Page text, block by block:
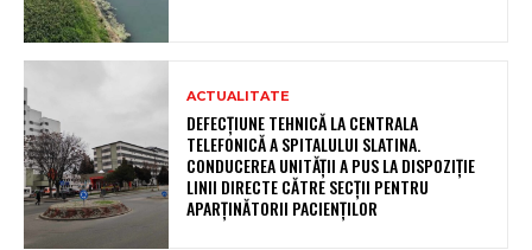
ACTUALITATE
DEFECȚIUNE TEHNICĂ LA CENTRALA
TELEFONICĂ A SPITALULUI SLATINA.
CONDUCEREA UNITĂȚII A PUS LA DISPOZIȚIE
LINII DIRECTE CĂTRE SECȚII PENTRU
APARȚINĂTORII PACIENȚILOR